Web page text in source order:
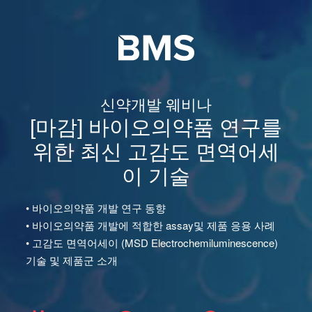
신약개발 웨비나
[마감] 바이오의약품 연구를
위한 최신 고감도 면역어세
이 기술
• 바이오의약품 개발 연구 동향
• 바이오의약품 개발에 적합한 assay및 제품 응용 사례
• 고감도 면역어세이 (MSD Electrochemiluminescence)
기술 및 제품군 소개